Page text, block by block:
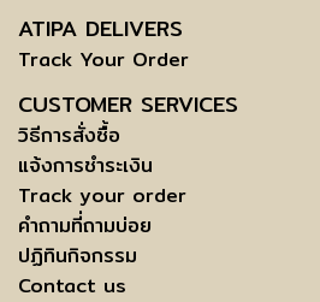
ATIPA DELIVERS
Track Your Order
CUSTOMER SERVICES
วิธีการสั่งซื้อ
แจ้งการชำระเงิน
Track your order
คำถามที่ถามบ่อย
ปฏิทินกิจกรรม
Contact us